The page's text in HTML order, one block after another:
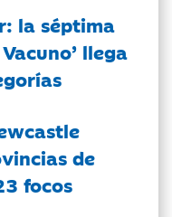
la séptima
llega
de
focos